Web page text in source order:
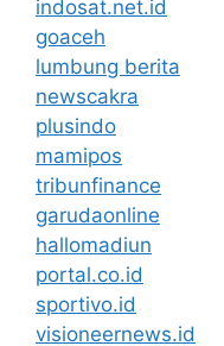
indosat.net.id
goaceh
lumbung berita
newscakra
plusindo
mamipos
tribunfinance
garudaonline
hallomadiun
portal.co.id
sportivo.id
visioneernews.id